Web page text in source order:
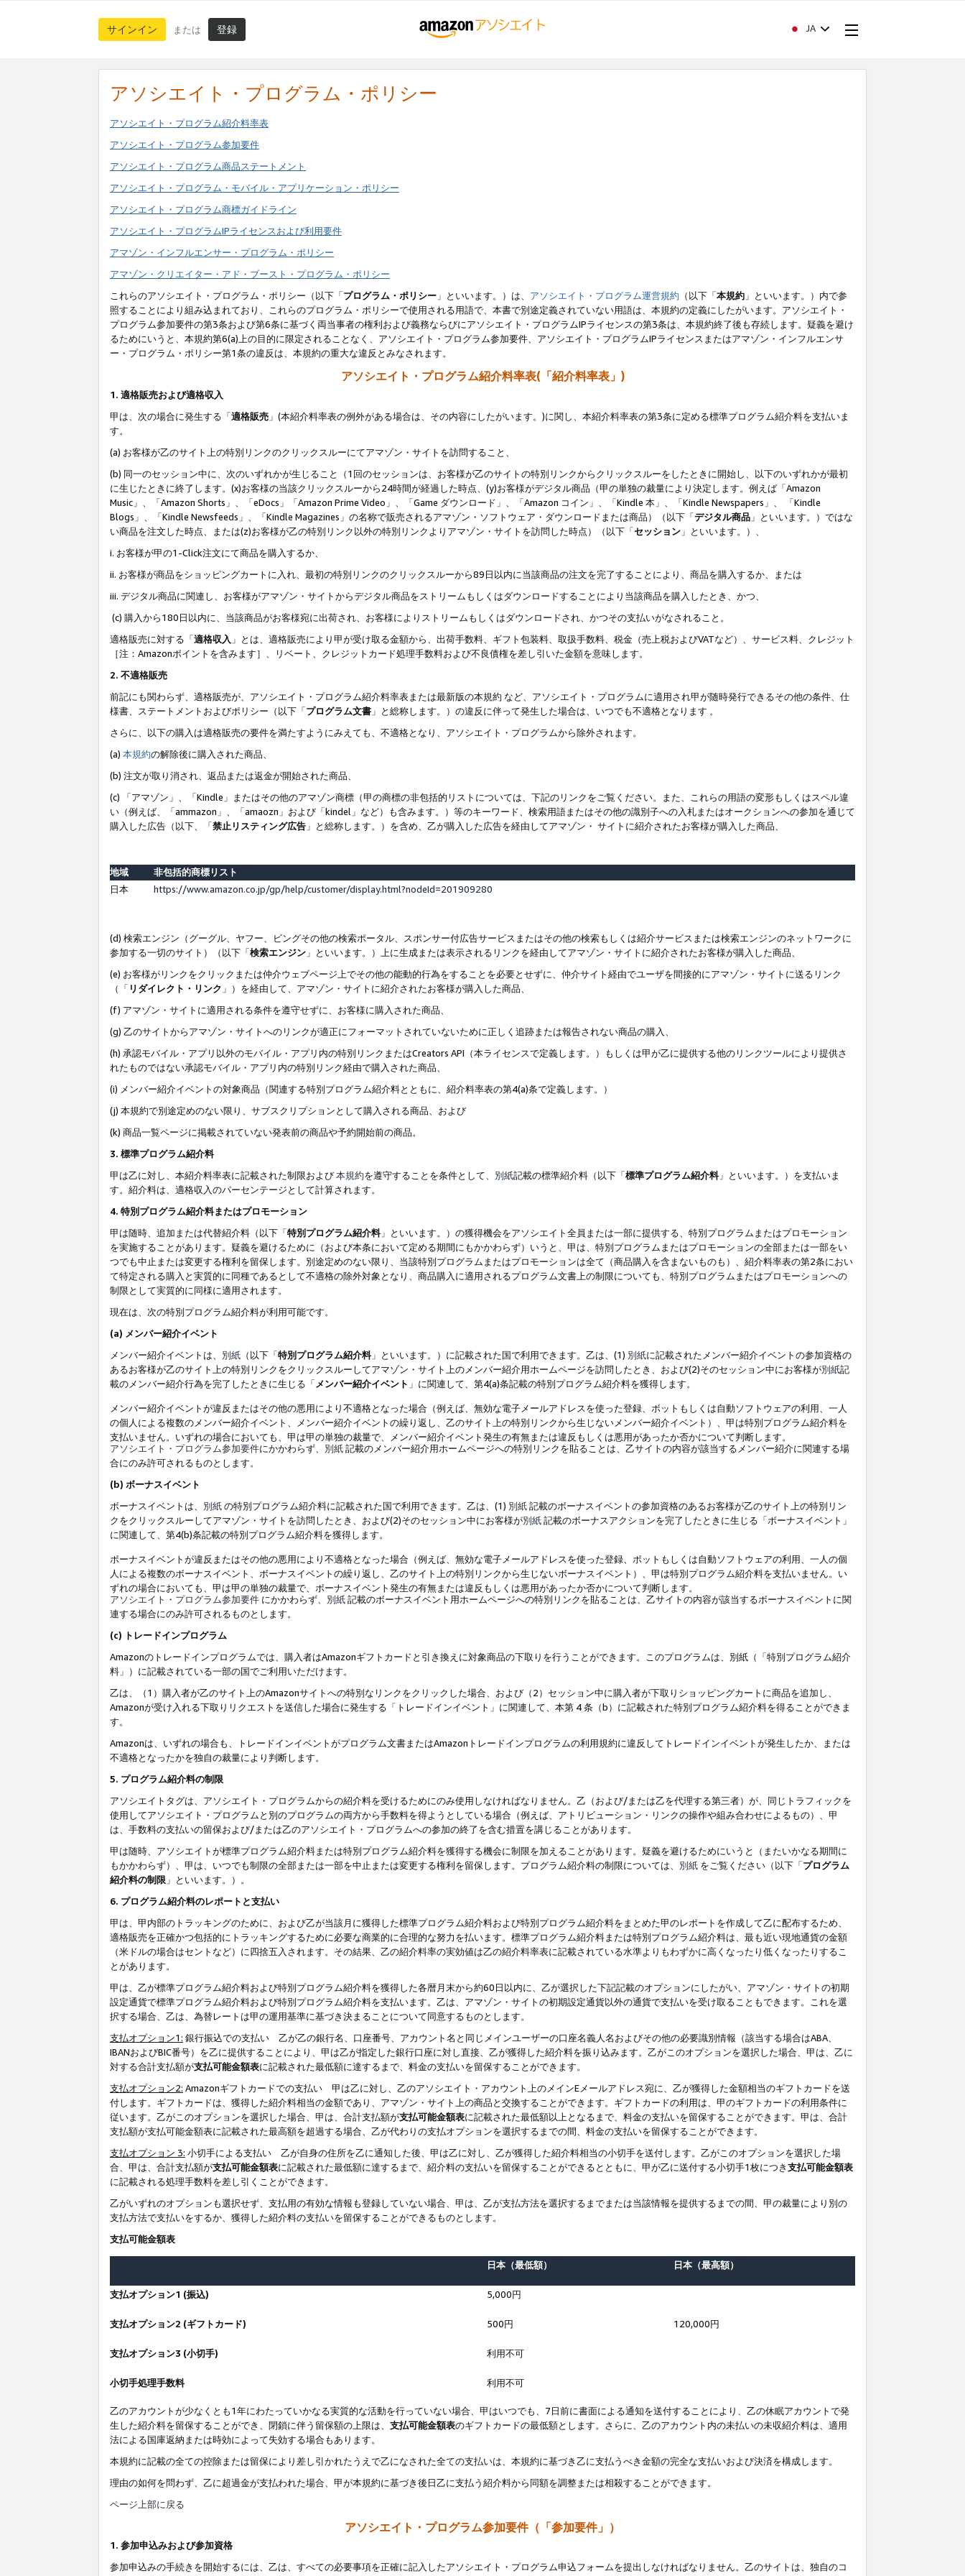
サインイン または 登録 JA
アソシエイト・プログラム・ポリシー
アソシエイト・プログラム紹介料率表
アソシエイト・プログラム参加要件
アソシエイト・プログラム商品ステートメント
アソシエイト・プログラム・モバイル・アプリケーション・ポリシー
アソシエイト・プログラム商標ガイドライン
アソシエイト・プログラムIPライセンスおよび利用要件
アマゾン・インフルエンサー・プログラム・ポリシー
アマゾン・クリエイター・アド・ブースト・プログラム・ポリシー
これらのアソシエイト・プログラム・ポリシー（以下「プログラム・ポリシー 」といいます。）は、 アソシエイト・プログラム運営規約 （以下「本規約 」といいます。）内で参
照することにより組み込まれており、これらのプログラム・ポリシーで使用される用語で、本書で別途定義されていない用語は、本規約の定義にしたがいます。アソシエイト・
プログラム参加要件の第3条および第6条に基づく両当事者の権利および義務ならびにアソシエイト・プログラムIPライセンスの第3条は、本規約終了後も存続します。疑義を避け
るためにいうと、本規約第6(a)上の目的に限定されることなく、アソシエイト・プログラム参加要件、アソシエイト・プログラムIPライセンスまたはアマゾン・インフルエンサ
ー・プログラム・ポリシー第1条の違反は、本規約の重大な違反とみなされます。
アソシエイト・プログラム紹介料率表(「紹介料率表」)
1. 適格販売および適格収入
甲は、次の場合に発生する「適格販売 」(本紹介料率表の例外がある場合は、その内容にしたがいます。)に関し、本紹介料率表の第3条に定める標準プログラム紹介料を支払いま
す。
(a) お客様が乙のサイト上の特別リンクのクリックスルーにてアマゾン・サイトを訪問すること、
(b) 同一のセッション中に、次のいずれかが生じること（1回のセッションは、お客様が乙のサイトの特別リンクからクリックスルーをしたときに開始し、以下のいずれかが最初
に生じたときに終了します。(x)お客様の当該クリックスルーから24時間が経過した時点、(y)お客様がデジタル商品（甲の単独の裁量により決定します。例えば「Amazon
Music」、「Amazon Shorts」、「eDocs」「Amazon Prime Video」、「Game ダウンロード」、「Amazon コイン」、「Kindle 本」、「Kindle Newspapers」、 「Kindle
Blogs」、「Kindle Newsfeeds」、「Kindle Magazines」の名称で販売されるアマゾン・ソフトウェア・ダウンロードまたは商品）（以下「デジタル商品 」といいます。）ではな
い商品を注文した時点、または(z)お客様が乙の特別リンク以外の特別リンクよりアマゾン・サイトを訪問した時点）（以下「セッション 」といいます。）、
i. お客様が甲の1-Click注文にて商品を購入するか、
ii. お客様が商品をショッピングカートに入れ、最初の特別リンクのクリックスルーから89日以内に当該商品の注文を完了することにより、商品を購入するか、または
iii. デジタル商品に関連し、お客様がアマゾン・サイトからデジタル商品をストリームもしくはダウンロードすることにより当該商品を購入したとき、かつ、
(c) 購入から180日以内に、当該商品がお客様宛に出荷され、お客様によりストリームもしくはダウンロードされ、かつその支払いがなされること。
適格販売に対する「適格収入 」とは、適格販売により甲が受け取る金額から、出荷手数料、ギフト包装料、取扱手数料、税金（売上税およびVATなど）、サービス料、クレジット
［注：Amazonポイントを含みます］、リベート、クレジットカード処理手数料および不良債権を差し引いた金額を意味します。
2. 不適格販売
前記にも関わらず、適格販売が、アソシエイト・プログラム紹介料率表または最新版の本規約 など、アソシエイト・プログラムに適用され甲が随時発行できるその他の条件、仕
様書、ステートメントおよびポリシー（以下「プログラム文書 」と総称します。）の違反に伴って発生した場合は、いつでも不適格となります 。
さらに、以下の購入は適格販売の要件を満たすようにみえても、不適格となり、アソシエイト・プログラムから除外されます。
(a) 本規約の解除後に購入された商品、
(b) 注文が取り消され、返品または返金が開始された商品、
(c) 「アマゾン」、「Kindle」またはその他のアマゾン商標（甲の商標の非包括的リストについては、下記のリンクをご覧ください。また、これらの用語の変形もしくはスペル違
い（例えば、「ammazon」、「amaozn」および「kindel」など）も含みます。）等のキーワード、検索用語またはその他の識別子への入札またはオークションへの参加を通じて
購入した広告（以下、「禁止リスティング広告 」と総称します。）を含め、乙が購入した広告を経由してアマゾン・ サイトに紹介されたお客様が購入した商品、
地域
非包括的商標リスト
日本
https://www.amazon.co.jp/gp/help/customer/display.html?nodeId=201909280
(d) 検索エンジン（グーグル、ヤフー、ビングその他の検索ポータル、スポンサー付広告サービスまたはその他の検索もしくは紹介サービスまたは検索エンジンのネットワークに
参加する一切のサイト）（以下「検索エンジン 」といいます。）上に生成または表示されるリンクを経由してアマゾン・サイトに紹介されたお客様が購入した商品、
(e) お客様がリンクをクリックまたは仲介ウェブページ上でその他の能動的行為をすることを必要とせずに、仲介サイト経由でユーザを間接的にアマゾン・サイトに送るリンク
（「 リダイレクト・リンク 」）を経由して、アマゾン・サイトに紹介されたお客様が購入した商品、
(f) アマゾン・サイトに適用される条件を遵守せずに、お客様に購入された商品、
(g) 乙のサイトからアマゾン・サイトへのリンクが適正にフォーマットされていないために正しく追跡または報告されない商品の購入、
(h) 承認モバイル・アプリ以外のモバイル・アプリ内の特別リンクまたはCreators API（本ライセンスで定義します。）もしくは甲が乙に提供する他のリンクツールにより提供さ
れたものではない承認モバイル・アプリ内の特別リンク経由で購入された商品、
(i) メンバー紹介イベントの対象商品（関連する特別プログラム紹介料とともに、紹介料率表の第4(a)条で定義します。）
(j) 本規約で別途定めのない限り、サブスクリプションとして購入される商品、および
(k) 商品一覧ページに掲載されていない発表前の商品や予約開始前の商品。
3. 標準プログラム紹介料
甲は乙に対し、本紹介料率表に記載された制限および本規約を遵守することを条件として、 別紙記載の標準紹介料（以下「標準プログラム紹介料」といいます。）を支払いま
す。紹介料は、適格収入のパーセンテージとして計算されます。
4. 特別プログラム紹介料またはプロモーション
甲は随時、追加または代替紹介料（以下「特別プログラム紹介料」といいます。）の獲得機会をアソシエイト全員または一部に提供する、特別プログラムまたはプロモーション
を実施することがあります。疑義を避けるために（および本条において定める期間にもかかわらず）いうと、甲は、特別プログラムまたはプロモーションの全部または一部をい
つでも中止または変更する権利を留保します。別途定めのない限り、当該特別プログラムまたはプロモーションは全て（商品購入を含まないものも）、紹介料率表の第2条におい
て特定される購入と実質的に同種であるとして不適格の除外対象となり、商品購入に適用されるプログラム文書上の制限についても、特別プログラムまたはプロモーションへの
制限として実質的に同様に適用されます。
現在は、次の特別プログラム紹介料が利用可能です。
(a) メンバー紹介イベント
メンバー紹介イベントは、 別紙 （以下「特別プログラム紹介料」といいます。）に記載された国で利用できます。乙は、(1) 別紙に記載されたメンバー紹介イベントの参加資格の
あるお客様が乙のサイト上の特別リンクをクリックスルーしてアマゾン・サイト上のメンバー紹介用ホームページを訪問したとき、および(2)そのセッション中にお客様が別紙記
載のメンバー紹介行為を完了したときに生じる「 メンバー紹介イベント 」に関連して、第4(a)条記載の特別プログラム紹介料を獲得します。
メンバー紹介イベントが違反またはその他の悪用により不適格となった場合（例えば、無効な電子メールアドレスを使った登録、ボットもしくは自動ソフトウェアの利用、一人
の個人による複数のメンバー紹介イベント、メンバー紹介イベントの繰り返し、乙のサイト上の特別リンクから生じないメンバー紹介イベント）、甲は特別プログラム紹介料を
支払いません。いずれの場合においても、甲は甲の単独の裁量で、メンバー紹介イベント発生の有無または違反もしくは悪用があったか否かについて判断します。
アソシエイト・プログラム参加要件にかかわらず、 別紙記載のメンバー紹介用ホームページへの特別リンクを貼ることは、乙サイトの内容が該当するメンバー紹介に関連する場
合にのみ許可されるものとします。
(b) ボーナスイベント
ボーナスイベントは、 別紙の特別プログラム紹介料に記載された国で利用できます。乙は、(1) 別紙記載のボーナスイベントの参加資格のあるお客様が乙のサイト上の特別リン
クをクリックスルーしてアマゾン・サイトを訪問したとき、および(2)そのセッション中にお客様が別紙記載のボーナスアクションを完了したときに生じる「ボーナスイベント」
に関連して、第4(b)条記載の特別プログラム紹介料を獲得します。
ボーナスイベントが違反またはその他の悪用により不適格となった場合（例えば、無効な電子メールアドレスを使った登録、ボットもしくは自動ソフトウェアの利用、一人の個
人による複数のボーナスイベント、ボーナスイベントの繰り返し、乙のサイト上の特別リンクから生じないボーナスイベント）、甲は特別プログラム紹介料を支払いません。い
ずれの場合においても、甲は甲の単独の裁量で、ボーナスイベント発生の有無または違反もしくは悪用があったか否かについて判断します。
アソシエイト・プログラム参加要件 にかかわらず、 別紙記載のボーナスイベント用ホームページへの特別リンクを貼ることは、乙サイトの内容が該当するボーナスイベントに関
連する場合にのみ許可されるものとします。
(c) トレードインプログラム
Amazonのトレードインプログラムでは、購入者はAmazonギフトカードと引き換えに対象商品の下取りを行うことができます。このプログラムは、別紙（「特別プログラム紹介
料」）に記載されている一部の国でご利用いただけます。
乙は、（1）購入者が乙のサイト上のAmazonサイトへの特別なリンクをクリックした場合、および（2）セッション中に購入者が下取りショッピングカートに商品を追加し、
Amazonが受け入れる下取りリクエストを送信した場合に発生する「トレードインイベント」に関連して、本第 4 条（b）に記載された特別プログラム紹介料を得ることができま
す。
Amazonは、いずれの場合も、トレードインイベントがプログラム文書またはAmazonトレードインプログラムの利用規約に違反してトレードインイベントが発生したか、または
不適格となったかを独自の裁量により判断します。
5. プログラム紹介料の制限
アソシエイトタグは、アソシエイト・プログラムからの紹介料を受けるためにのみ使用しなければなりません。乙（および/または乙を代理する第三者）が、同じトラフィックを
使用してアソシエイト・プログラムと別のプログラムの両方から手数料を得ようとしている場合（例えば、アトリビューション・リンクの操作や組み合わせによるもの）、甲
は、手数料の支払いの留保および/または乙のアソシエイト・プログラムへの参加の終了を含む措置を講じることがあります。
甲は随時、アソシエイトが標準プログラム紹介料または特別プログラム紹介料を獲得する機会に制限を加えることがあります。疑義を避けるためにいうと（またいかなる期間に
もかかわらず）、甲は、いつでも制限の全部または一部を中止または変更する権利を留保します。プログラム紹介料の制限については、 別紙 をご覧ください（以下「プログラム
紹介料の制限 」といいます。）。
6. プログラム紹介料のレポートと支払い
甲は、甲内部のトラッキングのために、および乙が当該月に獲得した標準プログラム紹介料および特別プログラム紹介料をまとめた甲のレポートを作成して乙に配布するため、
適格販売を正確かつ包括的にトラッキングするために必要な商業的に合理的な努力を払います。標準プログラム紹介料または特別プログラム紹介料は、最も近い現地通貨の金額
（米ドルの場合はセントなど）に四捨五入されます。その結果、乙の紹介料率の実効値は乙の紹介料率表に記載されている水準よりもわずかに高くなったり低くなったりするこ
とがあります。
甲は、乙が標準プログラム紹介料および特別プログラム紹介料を獲得した各暦月末から約60日以内に、乙が選択した下記記載のオプションにしたがい、アマゾン・サイトの初期
設定通貨で標準プログラム紹介料および特別プログラム紹介料を支払います。乙は、アマゾン・サイトの初期設定通貨以外の通貨で支払いを受け取ることもできます。これを選
択する場合、乙は、為替レートは甲の運用基準に基づき決まることについて同意するものとします。
支払オプション1: 銀行振込での支払い 乙が乙の銀行名、口座番号、アカウント名と同じメインユーザーの口座名義人名およびその他の必要識別情報（該当する場合はABA、
IBANおよびBIC番号）を乙に提供することにより、甲は乙が指定した銀行口座に対し直接、乙が獲得した紹介料を振り込みます。乙がこのオプションを選択した場合、甲は、乙に
対する合計支払額が支払可能金額表に記載された最低額に達するまで、料金の支払いを留保することができます。
支払オプション2: Amazonギフトカードでの支払い 甲は乙に対し、乙のアソシエイト・アカウント上のメインEメールアドレス宛に、乙が獲得した金額相当のギフトカードを送
付します。ギフトカードは、獲得した紹介料相当の金額であり、アマゾン・サイト上の商品と交換することができます。ギフトカードの利用は、甲のギフトカードの利用条件に
従います。乙がこのオプションを選択した場合、甲は、合計支払額が支払可能金額表に記載された最低額以上となるまで、料金の支払いを留保することができます。甲は、合計
支払額が支払可能金額表に記載された最高額を超過する場合、乙が代わりの支払オプションを選択するまでの間、料金の支払いを留保することができます。
支払オプション 3: 小切手による支払い 乙が自身の住所を乙に通知した後、甲は乙に対し、乙が獲得した紹介料相当の小切手を送付します。乙がこのオプションを選択した場
合、甲は、合計支払額が支払可能金額表に記載された最低額に達するまで、紹介料の支払いを留保することができるとともに、甲が乙に送付する小切手1枚につき支払可能金額表
に記載される処理手数料を差し引くことができます。
乙がいずれのオプションも選択せず、支払用の有効な情報も登録していない場合、甲は、乙が支払方法を選択するまでまたは当該情報を提供するまでの間、甲の裁量により別の
支払方法で支払いをするか、獲得した紹介料の支払いを留保することができるものとします。
支払可能金額表
日本（最低額） 日本（最高額）
支払オプション1 (振込) 5,000円
支払オプション2 (ギフトカード) 500円 120,000円
支払オプション3 (小切手) 利用不可
小切手処理手数料 利用不可
乙のアカウントが少なくとも1年にわたっていかなる実質的な活動を行っていない場合、甲はいつでも、7日前に書面による通知を送付することにより、乙の休眠アカウントで発
生した紹介料を留保することができ、閉鎖に伴う留保額の上限は、 支払可能金額表のギフトカードの最低額とします。さらに、乙のアカウント内の未払いの未収紹介料は、適用
法による国庫返納または時効によって失効する場合もあります。
本規約に記載の全ての控除または留保により差し引かれたうえで乙になされた全ての支払いは、本規約に基づき乙に支払うべき金額の完全な支払いおよび決済を構成します。
理由の如何を問わず、乙に超過金が支払われた場合、甲が本規約に基づき後日乙に支払う紹介料から同額を調整または相殺することができます。
ページ上部に戻る
アソシエイト・プログラム参加要件（「参加要件」）
1. 参加申込みおよび参加資格
参加申込みの手続きを開始するには、乙は、すべての必要事項を正確に記入したアソシエイト・プログラム申込フォームを提出しなければなりません。乙のサイトは、独自のコ